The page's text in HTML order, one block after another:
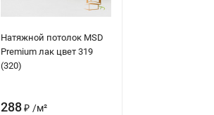
Натяжной потолок MSD
Premium лак цвет 319
(320)
288₽ /м²